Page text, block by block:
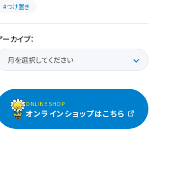
#つけ置き
ーカイブ：
ONLINE SHOP
オンラインショップはこちら